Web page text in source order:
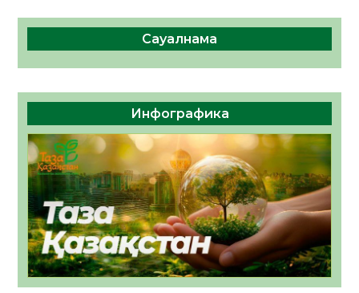
Сауалнама
Инфографика